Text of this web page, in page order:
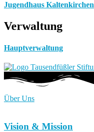
Jugendhaus Kaltenkirchen
Verwaltung
Hauptverwaltung
Über Uns
Vision & Mission